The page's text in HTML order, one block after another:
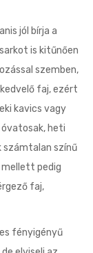
jól bírja a
is kitűnően
szemben,
faj, ezért
kavics vagy
heti
számtalan színű
pedig
faj,
fényigényű